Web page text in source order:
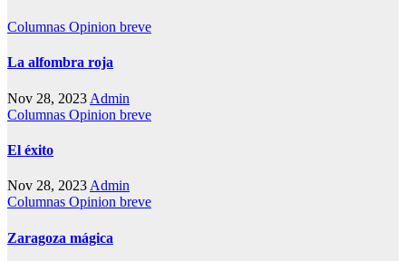
Columnas Opinion breve
La alfombra roja
Nov 28, 2023 Admin
Columnas Opinion breve
El éxito
Nov 28, 2023 Admin
Columnas Opinion breve
Zaragoza mágica